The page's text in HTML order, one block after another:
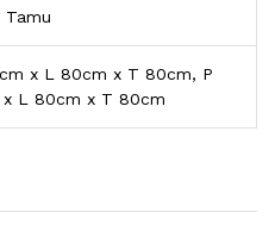
Tamu
x L 80cm x T 80cm, P
L 80cm x T 80cm